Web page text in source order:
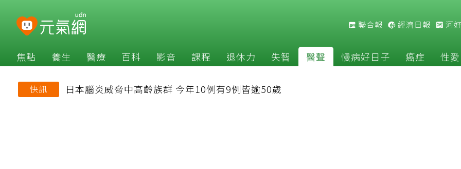
聯合報 經濟日報 河
焦點 養生 醫療 百科 影音 課程 退休力 失智 醫聲 慢病好日子 癌症 性愛
快訊 日本腦炎威脅中高齡族群 今年10例有9例皆逾50歲